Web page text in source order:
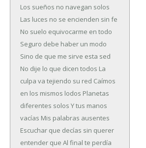
Los sueños no navegan solos
Las luces no se encienden sin fe
No suelo equivocarme en todo
Seguro debe haber un modo
Sino de que me sirve esta sed
No dije lo que dicen todos La
culpa va tejiendo su red Caímos
en los mismos lodos Planetas
diferentes solos Y tus manos
vacías Mis palabras ausentes
Escuchar que decías sin querer
entender que Al final te perdía